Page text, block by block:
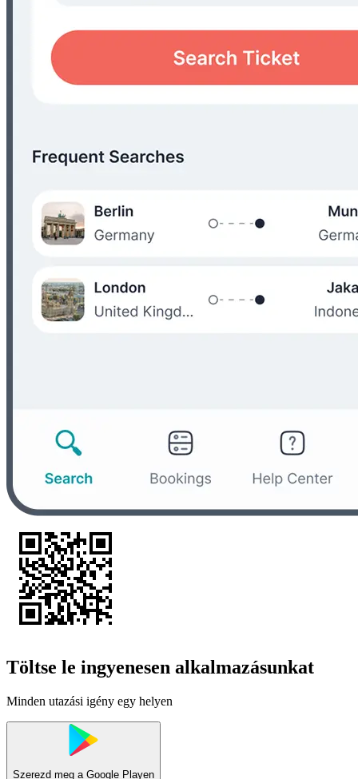
Töltse le ingyenesen alkalmazásunkat
Minden utazási igény egy helyen
Szerezd meg a Google Playen